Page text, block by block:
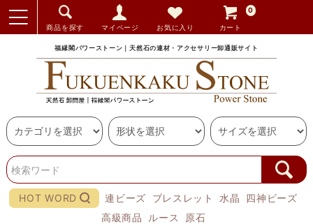
商品を探す マイページ お気に入り カート
0
福縁閣パワーストーン｜天然石の連材・アクセサリー卸通販サイト
HOT WORD 連ビーズ ブレスレット 水晶
四神ビーズ
高級商品
ルース 原石